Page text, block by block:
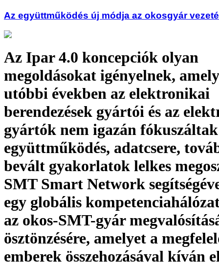
Az együttműködés új módja az okosgyár
Az Ipar 4.0 koncepciók olyan
megoldásokat igényelnek,
utóbbi években az elektronikai
berendezések gyártói és az
gyártók nem igazán
együttműködés, adatcsere,
bevált gyakorlatok lelkes
SMT Smart Network
egy globális
az okos-SMT-gyár
ösztönzésére, amelyet a
emberek összehozásával kíván